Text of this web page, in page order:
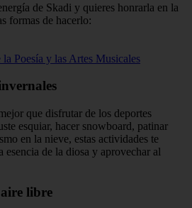
de Skadi y quieres honrarla en la
formas de hacerlo:
Poesía y las Artes Musicales
que disfrutar de los deportes
esquiar, hacer snowboard, patinar
en la nieve, estas actividades te
esencia de la diosa y aprovechar al
libre